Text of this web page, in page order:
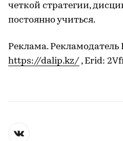
четкой стратегии,
постоянно учиться.
Реклама.
https://dalip.kz/ , Erid: